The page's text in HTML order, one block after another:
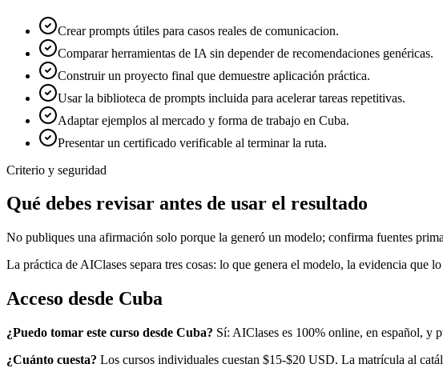
Crear prompts útiles para casos reales de comunicacion.
Comparar herramientas de IA sin depender de recomendaciones genéricas.
Construir un proyecto final que demuestre aplicación práctica.
Usar la biblioteca de prompts incluida para acelerar tareas repetitivas.
Adaptar ejemplos al mercado y forma de trabajo en Cuba.
Presentar un certificado verificable al terminar la ruta.
Criterio y seguridad
Qué debes revisar antes de usar el resultado
No publiques una afirmación solo porque la generó un modelo; confirma fuentes
La práctica de AIClases separa tres cosas: lo que genera el modelo, la evidencia
Acceso desde Cuba
¿Puedo tomar este curso desde Cuba? Sí: AIClases es 100% online, en español, y
¿Cuánto cuesta? Los cursos individuales cuestan $15-$20 USD. La matrícula al